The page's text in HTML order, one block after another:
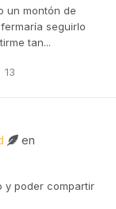
un montón de
seguirlo
tan...
13
en
y poder compartir